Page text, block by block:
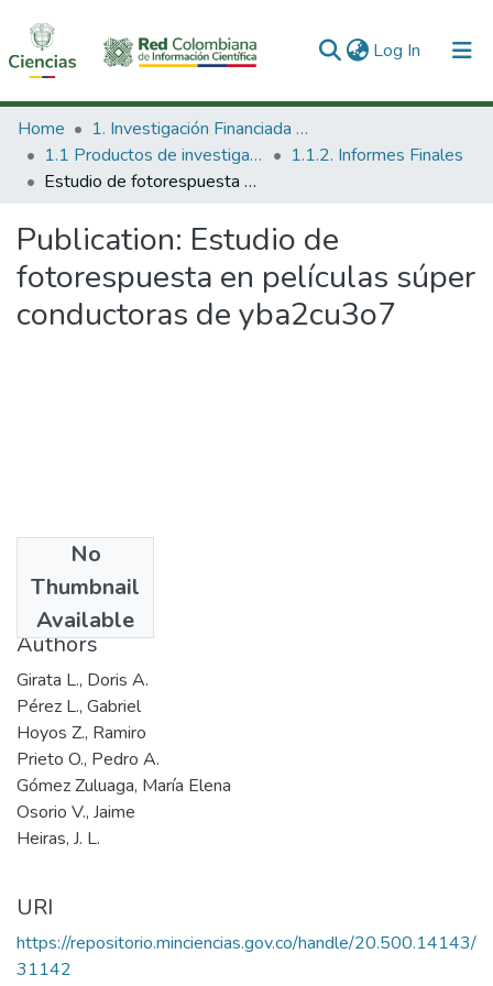
Log In (current)
Communities & Collections
All of DSpace
Home
1. Investigación Financiada con Recursos Públicos
1.1 Productos de investigación
1.1.2. Informes Finales
Estudio de fotorespuesta en películas súper conductoras de yba2cu3o7
Publication: Estudio de
fotorespuesta en películas súper
conductoras de yba2cu3o7
No
Thumbnail
Available
1997
Authors
Girata L., Doris A.
Pérez L., Gabriel
Hoyos Z., Ramiro
Prieto O., Pedro A.
Gómez Zuluaga, María Elena
Osorio V., Jaime
Heiras, J. L.
URI
https://repositorio.minciencias.gov.co/handle/20.500.14143/
31142